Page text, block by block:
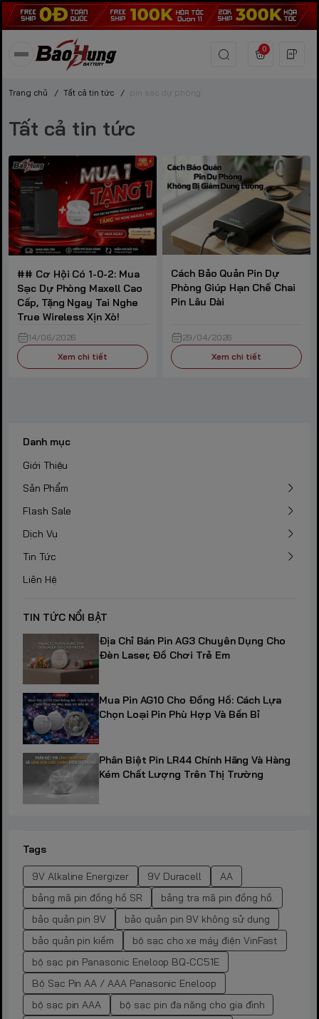
0
Trang chủ / Tất cả tin tức / pin sạc dự phòng
Tất cả tin tức
## Cơ Hội Có 1-0-2: Mua
Sạc Dự Phòng Maxell Cao
Cấp, Tặng Ngay Tai Nghe
True Wireless Xịn Xò!
14/06/2026
Xem chi tiết
Cách Bảo Quản Pin Dự
Phòng Giúp Hạn Chế Chai
Pin Lâu Dài
29/04/2026
Xem chi tiết
Danh mục
Giới Thiệu
Sản Phẩm
Flash Sale
Dịch Vụ
Tin Tức
Liên Hệ
TIN TỨC NỔI BẬT
Địa Chỉ Bán Pin AG3 Chuyên Dụng Cho
Đèn Laser, Đồ Chơi Trẻ Em
Mua Pin AG10 Cho Đồng Hồ: Cách Lựa
Chọn Loại Pin Phù Hợp Và Bền Bỉ
Phân Biệt Pin LR44 Chính Hãng Và Hàng
Kém Chất Lượng Trên Thị Trường
Tags
9V Alkaline Energizer 9V Duracell
AA
bảng mã pin đồng hồ SR
bảng tra mã pin đồng hồ.
bảo quản pin 9V
bảo quản pin 9V không sử dụng
bảo quản pin kiềm
bộ sạc cho xe máy điện VinFast
bộ sạc pin Panasonic Eneloop BQ-CC51E
Bộ Sạc Pin AA / AAA Panasonic Eneloop
bộ sạc pin AAA
bộ sạc pin đa năng cho gia đình